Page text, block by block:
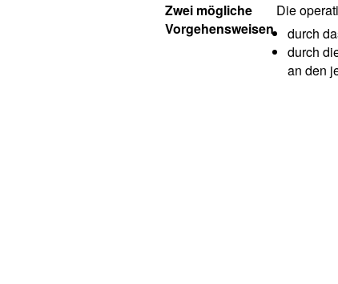
Zwei mögliche
Vorgehensweisen
Die
durch
durch
an den